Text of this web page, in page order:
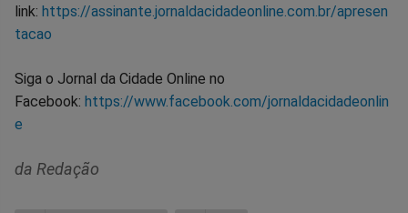
link: https://assinante.jornaldacidadeonline.com.br/apresen
tacao
Siga o Jornal da Cidade Online no
Facebook: https://www.facebook.com/jornaldacidadeonlin
e
da Redação